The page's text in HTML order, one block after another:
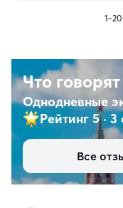
Что
Однодневные
Рейтинг 5· 3
Все